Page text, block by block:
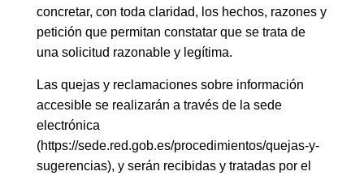
concretar, con toda claridad, los hechos, razones y
petición que permitan constatar que se trata de
una solicitud razonable y legítima.
Las quejas y reclamaciones sobre información
accesible se realizarán a través de la sede
electrónica
(https://sede.red.gob.es/procedimientos/quejas-y-
sugerencias), y serán recibidas y tratadas por el